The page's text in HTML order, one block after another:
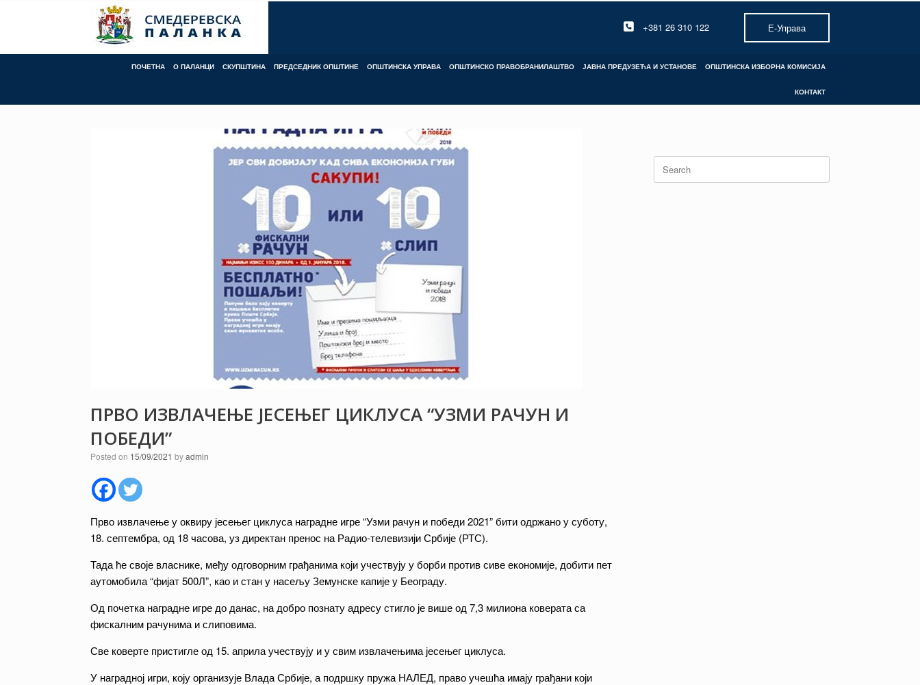
+381 26 310 122 Е-Управа
ПОЧЕТНА О ПАЛАНЦИ СКУПШТИНА ПРЕДСЕДНИК ОПШТИНЕ ОПШТИНСКА УПРАВА ОПШТИНСКО ПРАВОБРАНИЛАШТВО ЈАВНА ПРЕДУЗЕЋА И УСТАНОВЕ ОПШТИНСКА ИЗБОРНА КОМИСИЈА
КОНТАКТ
ПРВО ИЗВЛАЧЕЊЕ ЈЕСЕЊЕГ ЦИКЛУСА “УЗМИ РАЧУН И
ПОБЕДИ”
Posted on 15/09/2021 byadmin
Прво извлачење у оквиру јесењег циклуса наградне игре “Узми рачун и победи 2021” бити одржано у суботу,
18. септембра, од 18 часова, уз директан пренос на Радио-телевизији Србије (РТС).
Тада ће своје власнике, међу одговорним грађанима који учествују у борби против сиве економије, добити пет
аутомобила “фијат 500Л”, као и стан у насељу Земунске капије у Београду.
Од почетка наградне игре до данас, на добро познату адресу стигло је више од 7,3 милиона коверата са
фискалним рачунима и слиповима.
Све коверте пристигле од 15. априла учествују и у свим извлачењима јесењег циклуса.
У наградној игри, коју организује Влада Србије, а подршку пружа НАЛЕД, право учешћа имају грађани који
Search
for: